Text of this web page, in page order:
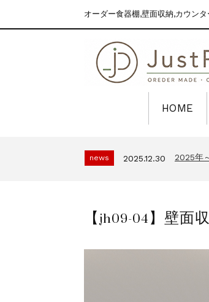
オーダー食器棚,壁面収納,カウン
HOME
2025.12.30 2025
news 2025.12.30 2025年
【jh09-04】壁面